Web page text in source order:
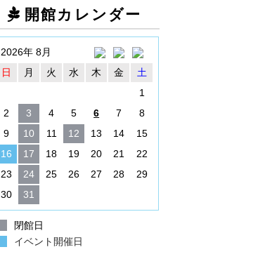
開館カレンダー
2026年 8月
日
月 火 水 木 金
土
1
2
3 4 5 6 7
8
9
10 11 12 13 14
15
16
17 18 19 20 21
22
23
24 25 26 27 28
29
30
31
閉館日
イベント開催日